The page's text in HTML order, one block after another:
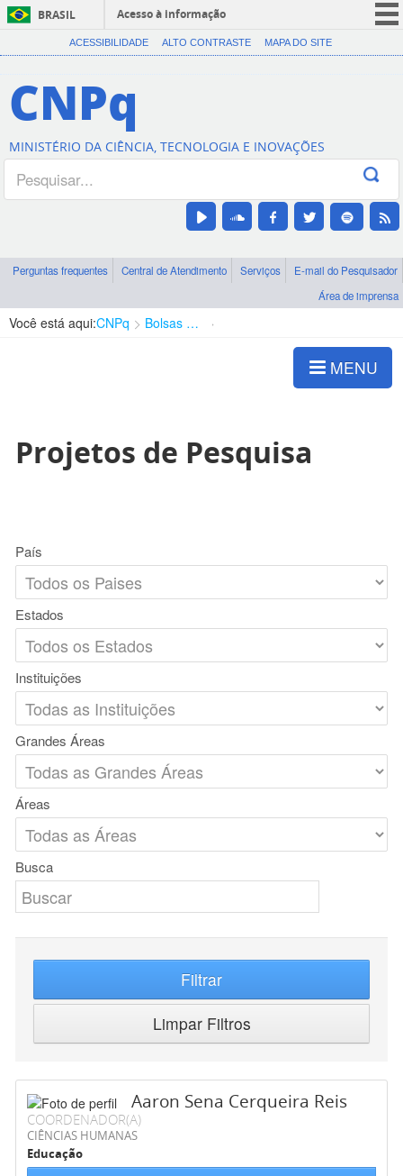
BRASIL
Acesso à informação
CORONAVÍRUS (COVID-19)
Canais
ACESSIBILIDADE ALTO CONTRASTE MAPA DO SITE
CNPq
MINISTÉRIO DA CIÊNCIA, TECNOLOGIA E INOVAÇÕES
Perguntas frequentes Central de Atendimento Serviços
E-mail do Pesquisador
Área de imprensa
Você está aqui:CNPq Bolsas e Auxílios Vigentes
MENU
Projetos de Pesquisa
País
Estados
Instituições
Grandes Áreas
Áreas
Busca
Filtrar
Limpar Filtros
Aaron Sena Cerqueira Reis
COORDENADOR(A)
CIÊNCIAS HUMANAS
Educação